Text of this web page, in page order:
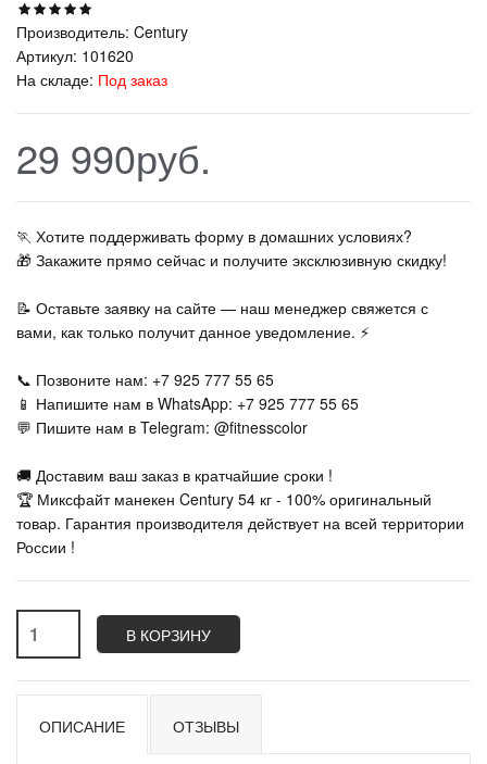
Производитель: Century
Артикул: 101620
На складе: Под заказ
29 990руб.
🏃‍ Хотите поддерживать форму в домашних условиях?
🎁 Закажите прямо сейчас и получите эксклюзивную скидку!
📝 Оставьте заявку на сайте — наш менеджер свяжется с
вами, как только получит данное уведомление. ⚡
📞 Позвоните нам: +7 925 777 55 65
📱 Напишите нам в WhatsApp: +7 925 777 55 65
💬 Пишите нам в Telegram: @fitnesscolor
🚚 Доставим ваш заказ в кратчайшие сроки !
🏆 Миксфайт манекен Century 54 кг - 100% оригинальный
товар. Гарантия производителя действует на всей территории
России !
В КОРЗИНУ
ОПИСАНИЕ ОТЗЫВЫ